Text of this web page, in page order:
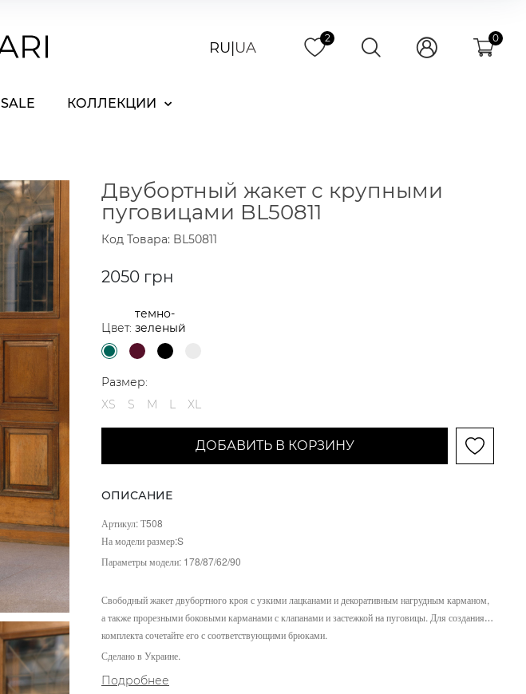
RU UA
2 0
SALE КОЛЛЕКЦИИ
Двубортный жакет с крупными
пуговицами BL50811
Код Товара: BL50811
2050 грн
Цвет:
темно-
зеленый
Размер:
XS
S M L XL
ДОБАВИТЬ В КОРЗИНУ
ОПИСАНИЕ
Артикул: Т508
На модели размер:S
Параметры модели: 178/87/62/90
Свободный жакет двубортного кроя с узкими лацканами и декоративным нагрудным карманом,
а также прорезными боковыми карманами с клапанами и застежкой на пуговицы. Для создания
комплекта сочетайте его с соответствующими брюками.
Сделано в Украине.
Подробнее